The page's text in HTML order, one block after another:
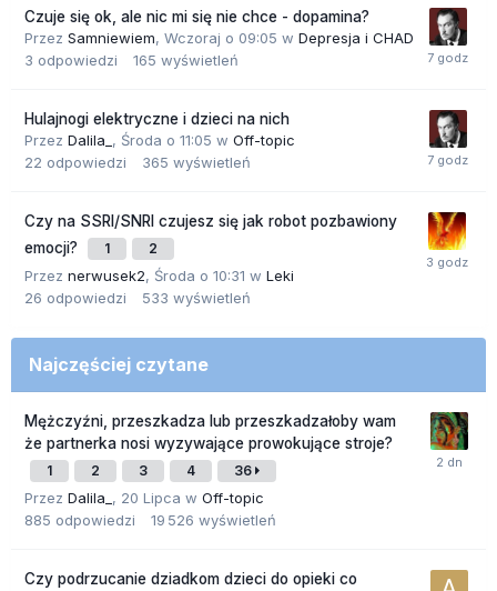
Czuje się ok, ale nic mi się nie chce - dopamina?
Przez Samniewiem, Wczoraj o 09:05 w Depresja i CHAD
3 odpowiedzi 165 wyświetleń
Hulajnogi elektryczne i dzieci na nich
Przez Dalila_ , Środa o 11:05 w Off-topic
22 odpowiedzi 365 wyświetleń
Czy na SSRI/SNRI czujesz się jak robot pozbawiony
emocji?
1 2
Przez nerwusek2, Środa o 10:31 w Leki
26 odpowiedzi 533 wyświetleń
Najczęściej czytane
Mężczyźni, przeszkadza lub przeszkadzałoby wam
że partnerka nosi wyzywające prowokujące stroje?
1 2 3 4 36
Przez Dalila_ , 20 Lipca w Off-topic
885 odpowiedzi 19 526 wyświetleń
Czy podrzucanie dziadkom dzieci do opieki co